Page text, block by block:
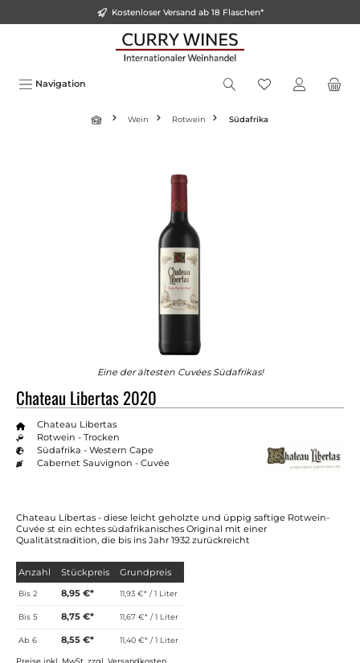
Kostenloser Versand ab 18 Flaschen*
Navigation
Wein Rotwein Südafrika
Eine der ältesten Cuvées Südafrikas!
Chateau Libertas 2020
Chateau Libertas
Rotwein - Trocken
Südafrika - Western Cape
Cabernet Sauvignon - Cuvée
Chateau Libertas - diese leicht geholzte und üppig saftige Rotwein-
Cuvée st ein echtes südafrikanisches Original mit einer
Qualitätstradition, die bis ins Jahr 1932 zurückreicht
Anzahl Stückpreis Grundpreis
Bis2 8,95 €* 11,93 €* / 1 Liter
Bis5 8,75 €* 11,67 €* / 1 Liter
Ab6 8,55 €* 11,40 €* / 1 Liter
Preise inkl. MwSt. zzgl. Versandkosten